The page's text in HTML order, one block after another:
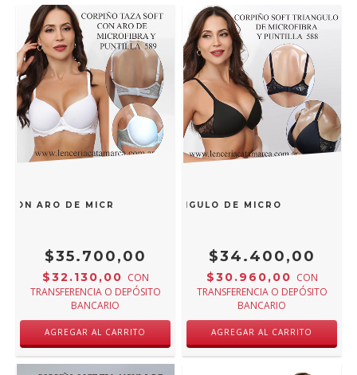
ARO DE MICROFIBRA Y PUNTILLA BLANCO 589B
$35.700,00
$32.130,00 CON
TRANSFERENCIA O DEPÓSITO
BANCARIO
AGREGAR AL CARRITO
MEU BEM CORPIÑO SOFT TRIANGULO DE MICROFIBRA Y
$34.400,00
$30.960,00 CON
TRANSFERENCIA O DEPÓSITO
BANCARIO
AGREGAR AL CARRITO